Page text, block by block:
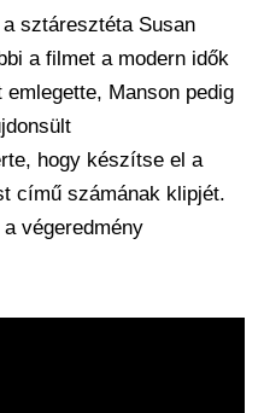
sztáresztéta Susan
a filmet a modern idők
Manson pedig
hogy készítse el a
című számának klipjét.
végeredmény